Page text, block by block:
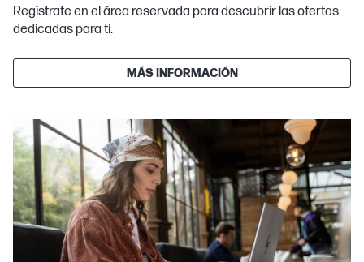
Regístrate en el área reservada para descubrir las ofertas
dedicadas para ti.
MÁS INFORMACIÓN